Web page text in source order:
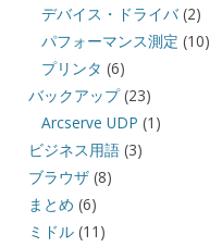
デバイス・ドライバ(2)
パフォーマンス測定 (10)
プリンタ (6)
バックアップ(23)
Arcserve UDP (1)
ビジネス用語(3)
ブラウザ(8)
まとめ (6)
ミドル(11)